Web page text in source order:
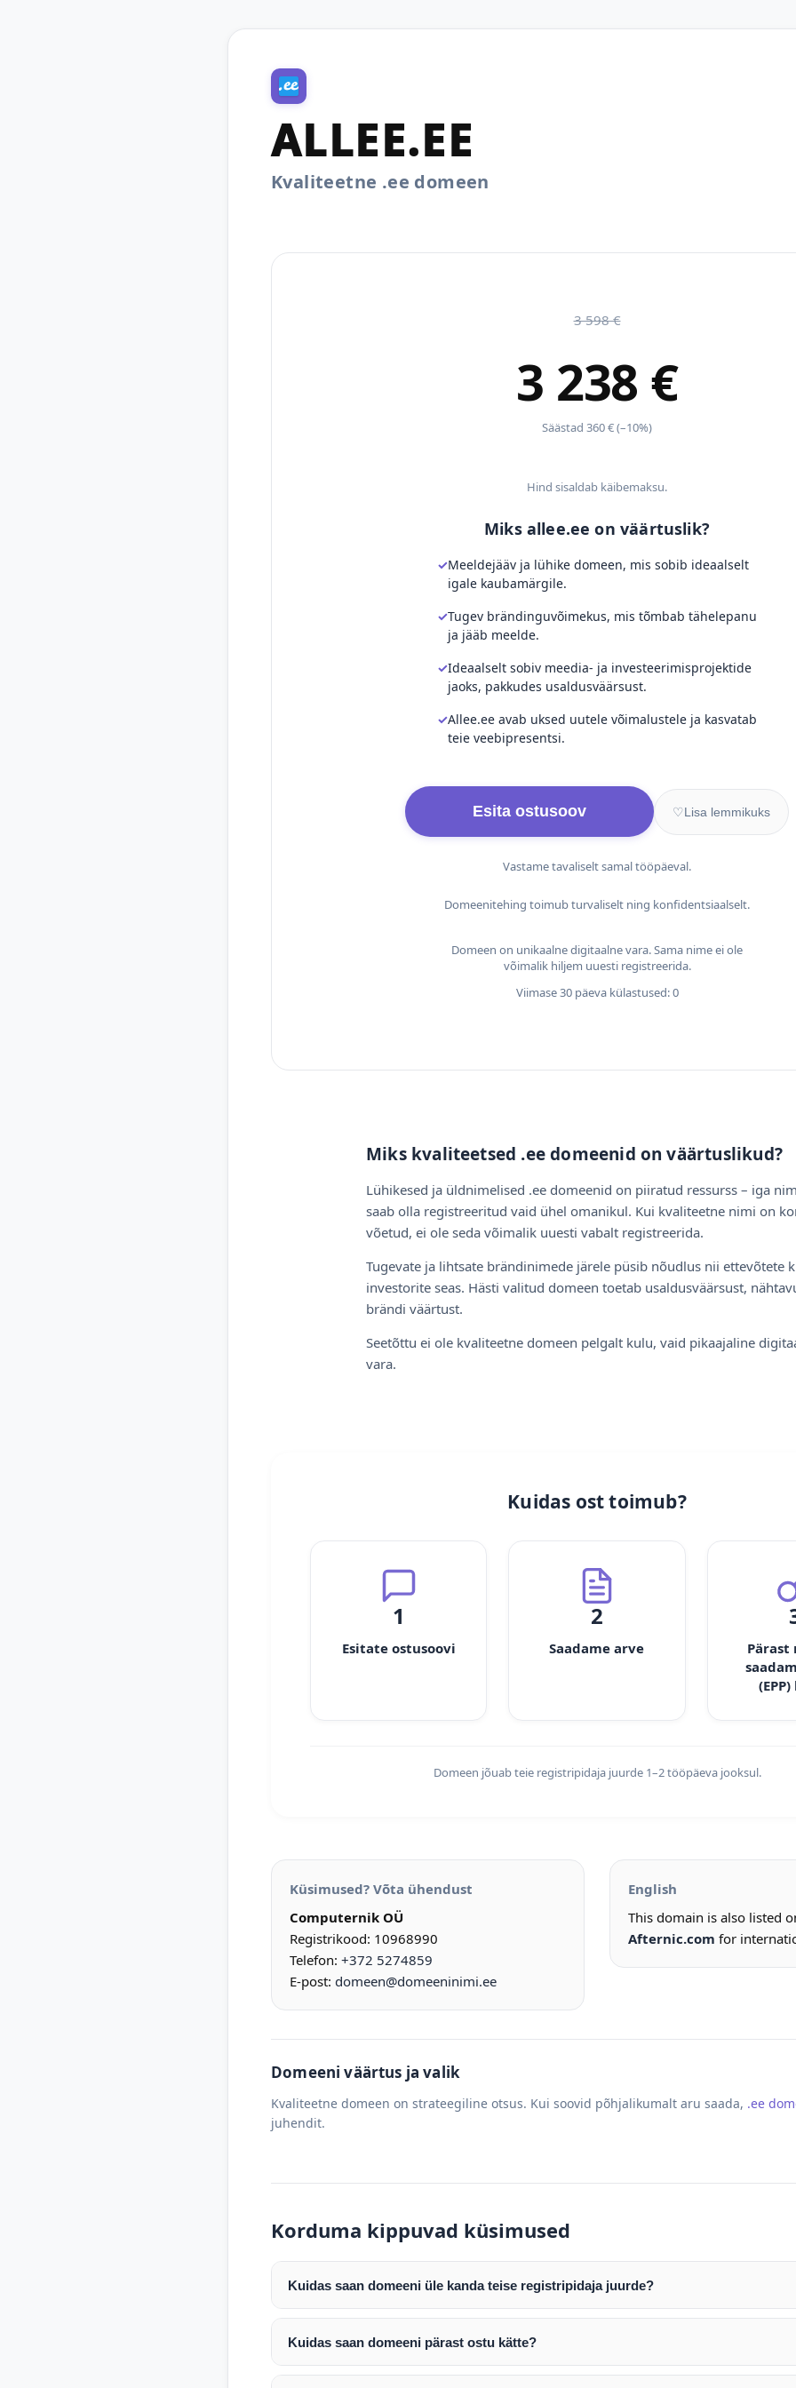
ALLEE.EE
Kvaliteetne .ee domeen
3 598 €
3 238 €
Säästad 360 € (–10%)
Hind sisaldab käibemaksu.
Miks allee.ee on väärtuslik?
Meeldejääv ja lühike domeen, mis sobib ideaalselt
igale kaubamärgile.
Tugev brändinguvõimekus, mis tõmbab tähelepanu
ja jääb meelde.
Ideaalselt sobiv meedia- ja investeerimisprojektide
jaoks, pakkudes usaldusväärsust.
Allee.ee avab uksed uutele võimalustele ja kasvatab
teie veebipresentsi.
Esita ostusoov ♡Lisa lemmikuks
Vastame tavaliselt samal tööpäeval.
Domeenitehing toimub turvaliselt ning konfidentsiaalselt.
Domeen on unikaalne digitaalne vara. Sama nime ei ole
võimalik hiljem uuesti registreerida.
Viimase 30 päeva külastused: 0
Miks kvaliteetsed .ee domeenid on väärtuslikud?
Lühikesed ja üldnimelised .ee domeenid on piiratud ressurss – iga
saab olla registreeritud vaid ühel omanikul. Kui kvaliteetne nimi on
võetud, ei ole seda võimalik uuesti vabalt registreerida.
Tugevate ja lihtsate brändinimede järele püsib nõudlus nii ettevõtete
investorite seas. Hästi valitud domeen toetab usaldusväärsust,
brändi väärtust.
Seetõttu ei ole kvaliteetne domeen pelgalt kulu, vaid pikaajaline
vara.
Kuidas ost toimub?
1
Esitate ostusoovi
2
Saadame arve
Pärast
Domeen jõuab teie registripidaja juurde 1–2 tööpäeva jooksul.
Küsimused? Võta ühendust
Computernik OÜ
Registrikood: 10968990
Telefon: +372 5274859
E-post: domeen@domeeninimi.ee
English
This domain is also listed
Afternic.com for
Domeeni väärtus ja valik
Kvaliteetne domeen on strateegiline otsus. Kui soovid põhjalikumalt aru saada, .ee
juhendit.
Korduma kippuvad küsimused
Kuidas saan domeeni üle kanda teise registripidaja juurde?
Pärast makse laekumist edastame teile domeeni AUTH (EPP) koodi. Selle abil saate
enda valitud registripidaja juurde.
Domeeni ülekandmine toimub registripidajate vahelise protsessina ning võib võtta
Kuidas saan domeeni pärast ostu kätte?
Pärast ostu vormistamist väljastame arve. Maksekinnituse järel edastame teile